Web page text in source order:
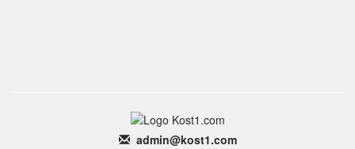
admin@kost1.com